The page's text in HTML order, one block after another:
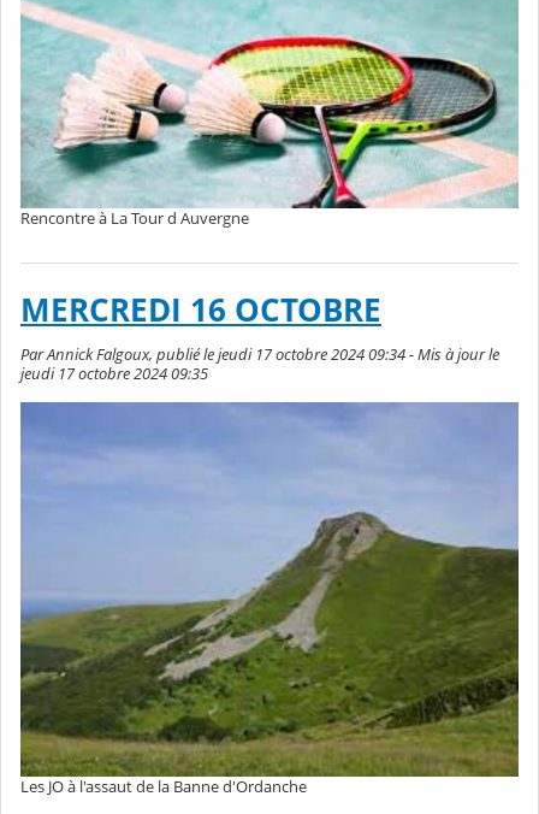
Rencontre à La Tour d Auvergne
MERCREDI 16 OCTOBRE
Par Annick Falgoux, publié le jeudi 17 octobre 2024 09:34 - Mis à jour le
jeudi 17 octobre 2024 09:35
Les JO à l'assaut de la Banne d'Ordanche